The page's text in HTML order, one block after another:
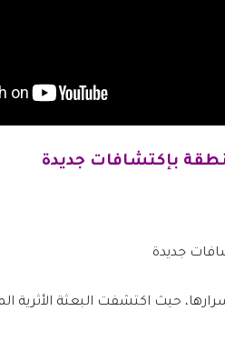
بإكتشافات جديدة
حيث اكتشفت البعثة الأثرية